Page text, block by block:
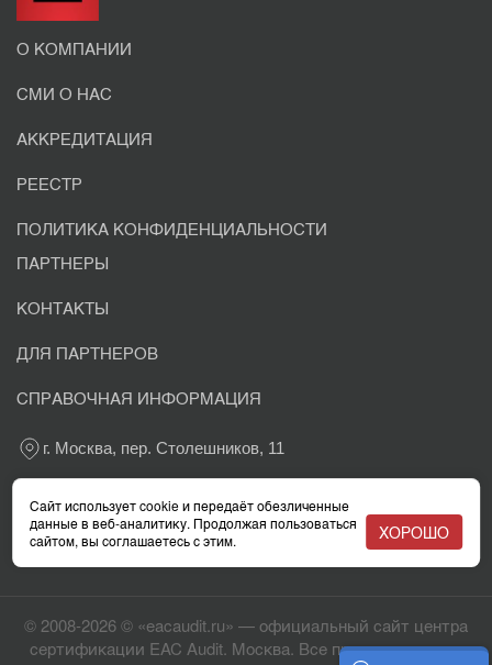
О КОМПАНИИ
СМИ О НАС
АККРЕДИТАЦИЯ
РЕЕСТР
ПОЛИТИКА КОНФИДЕНЦИАЛЬНОСТИ
ПАРТНЕРЫ
КОНТАКТЫ
ДЛЯ ПАРТНЕРОВ
СПРАВОЧНАЯ ИНФОРМАЦИЯ
г. Москва, пер. Столешников, 11
info@eacaudit.ru
© 2008-2026 © «eacaudit.ru» — официальный сайт центра
сертификации EAC Audit. Москва. Все права защищены
Сайт использует cookie и передаёт обезличенные
данные в веб-аналитику. Продолжая пользоваться
сайтом, вы соглашаетесь с этим.
ХОРОШО